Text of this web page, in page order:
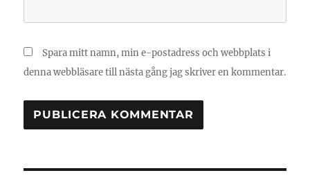
Spara mitt namn, min e-postadress och webbplats i
denna webbläsare till nästa gång jag skriver en kommentar.